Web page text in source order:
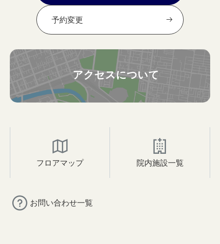
予約変更
アクセスについて
フロアマップ 院内施設一覧
お問い合わせ一覧